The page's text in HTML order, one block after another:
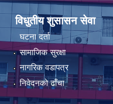
विधुतीय शुसासन सेवा
घटना दर्ता
सामाजिक सुरक्षा
नागरिक वडापत्र
निवेदनको ढाँचा